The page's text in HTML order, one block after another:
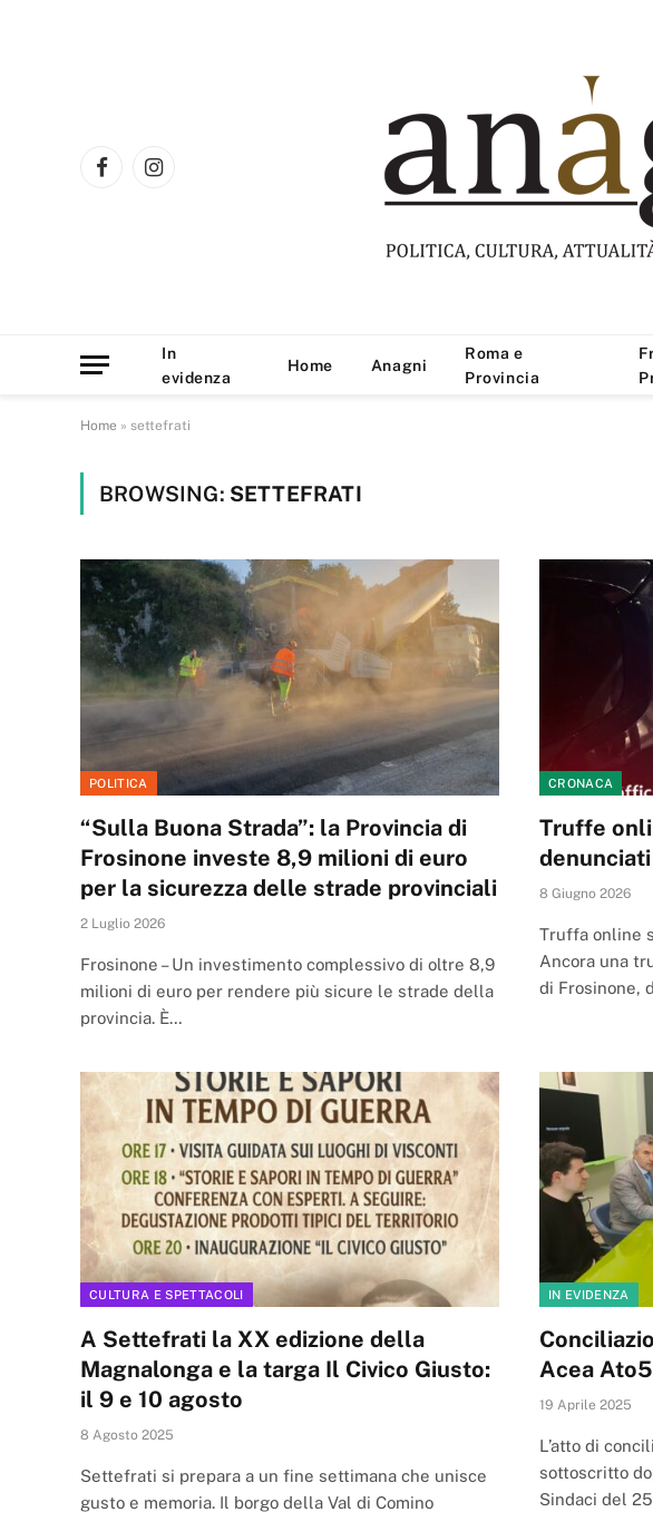
FacebookInstagram
In
evidenza
Home Anagni
Roma e
Provincia
Home » settefrati
BROWSING: SETTEFRATI
POLITICA
“Sulla Buona Strada”: la Provincia di
Frosinone investe 8,9 milioni di euro
per la sicurezza delle strade provinciali
2 Luglio 2026
Frosinone – Un investimento complessivo di oltre 8,9
milioni di euro per rendere più sicure le strade della
provincia. È…
CRONACA
Truffe
8 Giugno 2026
Truffa online
Ancora una
di Frosinone,
CULTURA E SPETTACOLI
A Settefrati la XX edizione della
Magnalonga e la targa Il Civico Giusto:
il 9 e 10 agosto
8 Agosto 2025
Settefrati si prepara a un fine settimana che unisce
gusto e memoria. Il borgo della Val di Comino
IN EVIDENZA
Acea Ato5
19 Aprile 2025
L’atto di
sottoscritto
Sindaci del